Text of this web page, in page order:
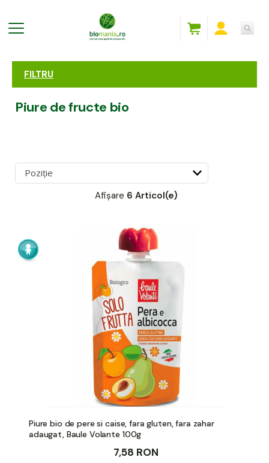
FILTRU
Piure de fructe bio
Afișare 6 Articol(e)
Piure bio de pere si caise, fara gluten, fara zahar
adaugat, Baule Volante 100g
7,58 RON